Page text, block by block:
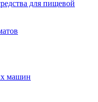
для пищевой
машин